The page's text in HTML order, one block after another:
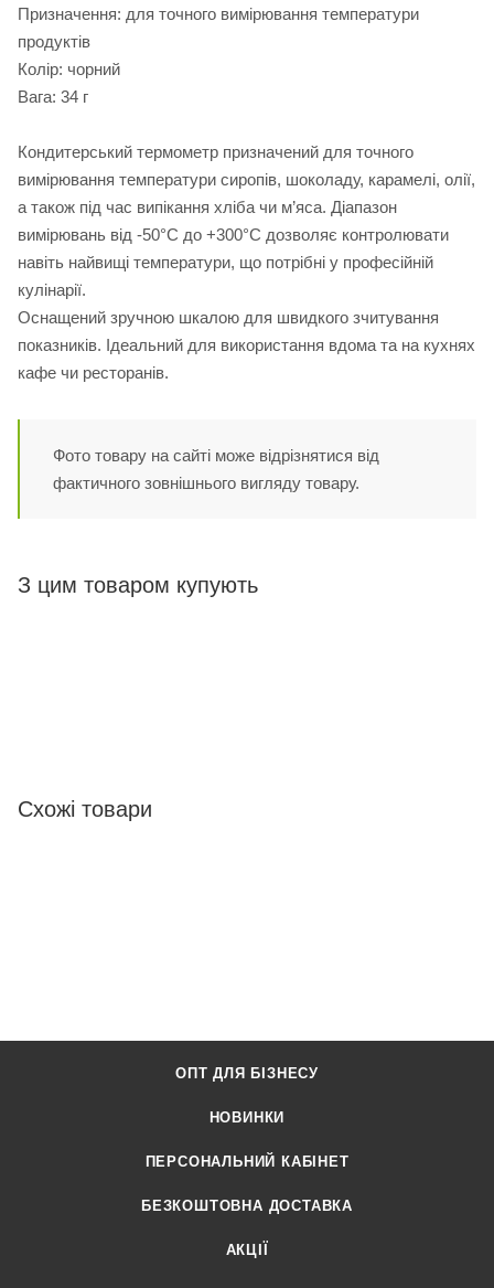
Призначення: для точного вимірювання температури
продуктів
Колір: чорний
Вага: 34 г
Кондитерський термометр призначений для точного
вимірювання температури сиропів, шоколаду, карамелі, олії,
а також під час випікання хліба чи м’яса. Діапазон
вимірювань від -50°C до +300°C дозволяє контролювати
навіть найвищі температури, що потрібні у професійній
кулінарії.
Оснащений зручною шкалою для швидкого зчитування
показників. Ідеальний для використання вдома та на кухнях
кафе чи ресторанів.
Фото товару на сайті може відрізнятися від
фактичного зовнішнього вигляду товару.
З цим товаром купують
Схожі товари
ОПТ ДЛЯ БІЗНЕСУ
НОВИНКИ
ПЕРСОНАЛЬНИЙ КАБІНЕТ
БЕЗКОШТОВНА ДОСТАВКА
АКЦІЇ